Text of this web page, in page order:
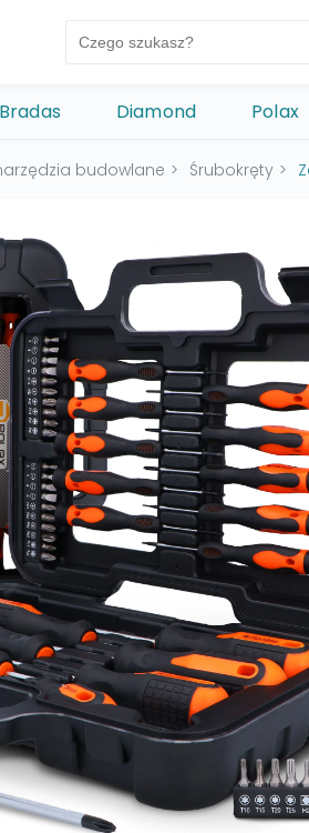
Bradas Diamond Polax
budowlane > Śrubokręty >